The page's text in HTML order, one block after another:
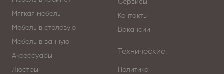
По вопросам приобретения коллекции
обращайтесь в Центр итальянской мебели
Antonovych Home в Астанае.
Больше о фабрике Boca do lobo
Мягкая мебель
Мебель в столовую
Мебель в ванную
Аксессуары
Люстры
Сервисы
Контакты
Вакансии
Технические
Политика